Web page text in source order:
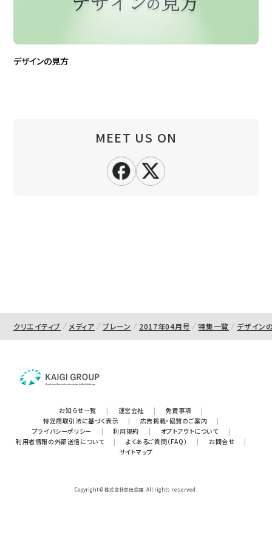
デザインの見方
MEET US ON
クリエイティブ メディア ブレーン 2017年04月号 特集一覧 デザイン
お知らせ一覧 | 運営会社 | 免責事項
|
特定商取引法に基づく表示
| 広告掲載・協賛のご案内
|
プライバシーポリシー
| 利用規約 | オプトアウトについて
|
利用者情報の外部送信について
| よくあるご質問（FAQ） | お問合せ
|
サイトマップ
Copyright © 株式会社宣伝会議. All rights reserved.